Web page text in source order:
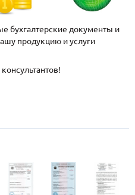
бухгалтерские документы и
продукцию и услуги